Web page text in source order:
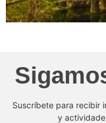
Suscríbete para recibir
y